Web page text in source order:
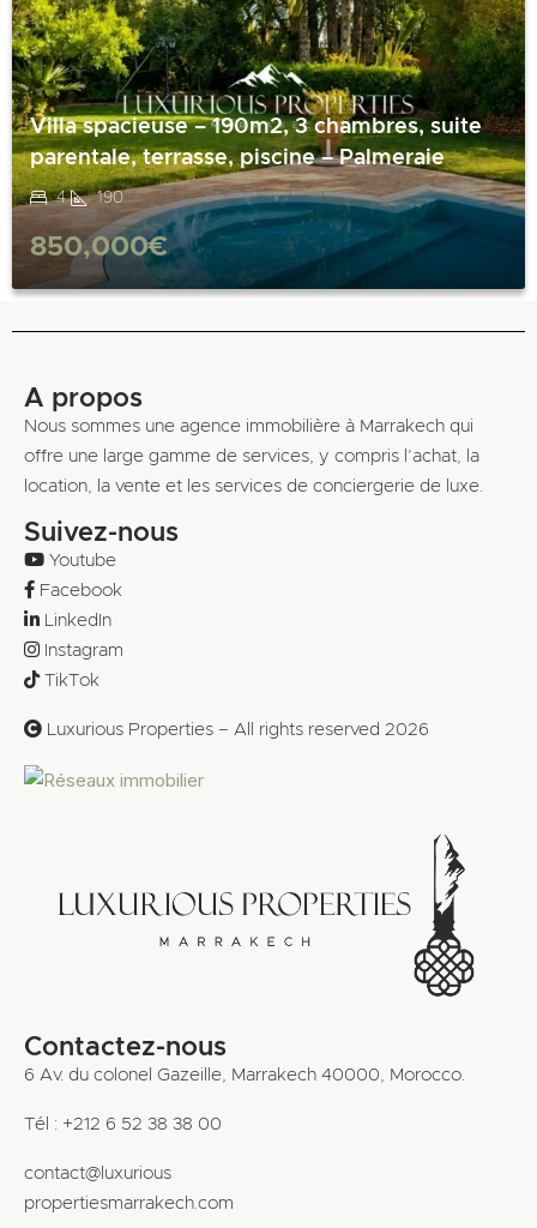
Villa spacieuse – 190m2, 3 chambres, suite
parentale, terrasse, piscine – Palmeraie
4 190
850,000€
A propos
Nous sommes une agence immobilière à Marrakech qui
offre une large gamme de services, y compris l’achat, la
location, la vente et les services de conciergerie de luxe.
Suivez-nous
Youtube
Facebook
LinkedIn
Instagram
TikTok
Luxurious Properties – All rights reserved 2026
Contactez-nous
6 Av. du colonel Gazeille, Marrakech 40000, Morocco.
Tél : +212 6 52 38 38 00
contact@luxurious
propertiesmarrakech.com